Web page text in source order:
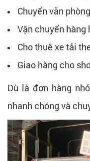
Chuyển văn
Vận chuyển
Cho thuê xe tải
Giao hàng cho
Dù là đơn hàng
nhanh chóng và